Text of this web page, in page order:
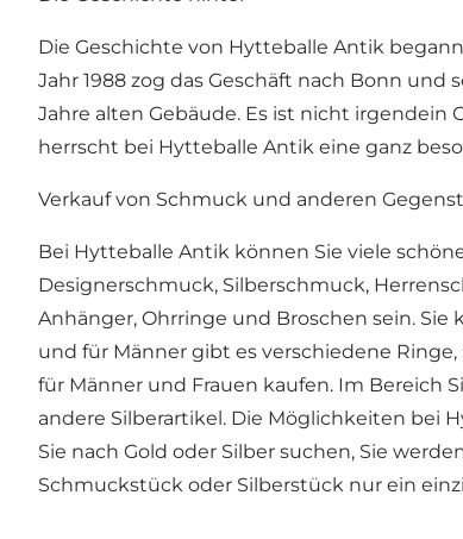
Die Geschichte von Hytteballe Antik
Jahr 1988 zog das Geschäft nach Bonn
Jahre alten Gebäude. Es ist nicht irgendein
herrscht bei Hytteballe Antik eine ganz
Verkauf von Schmuck und anderen
Bei Hytteballe Antik können Sie viele
Designerschmuck, Silberschmuck,
Anhänger, Ohrringe und Broschen sein.
und für Männer gibt es verschiedene
für Männer und Frauen kaufen. Im Bereich
andere Silberartikel. Die Möglichkeiten bei
Sie nach Gold oder Silber suchen, Sie
Schmuckstück oder Silberstück nur ein